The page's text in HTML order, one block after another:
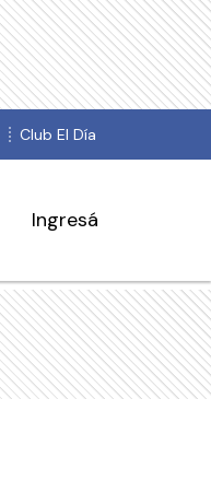
Club El Día
Ingresá